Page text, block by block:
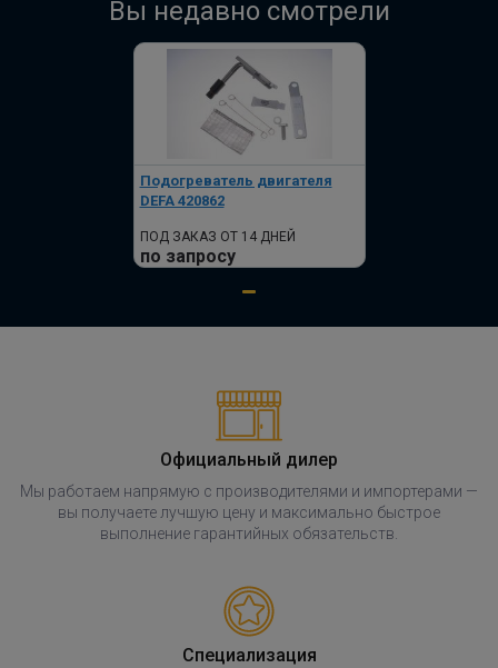
Вы недавно смотрели
Подогреватель двигателя
DEFA 420862
ПОД ЗАКАЗ ОТ 14 ДНЕЙ
по запросу
Официальный дилер
Мы работаем напрямую с производителями и импортерами —
вы получаете лучшую цену и максимально быстрое
выполнение гарантийных обязательств.
Специализация